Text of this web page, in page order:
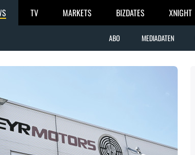
TV MARKETS BIZDATES XNIGHT
ABO MEDIADATEN